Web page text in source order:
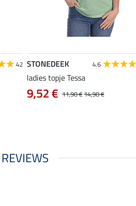
42 STONEDEEK 4.6
ladies topje Tessa
11,90 €14,90 €
9,52 €
REVIEWS